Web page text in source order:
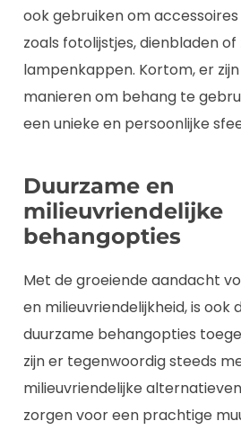
ook gebruiken om
zoals fotolijstjes, dienbladen of
lampenkappen. Kortom, er
manieren om behang te
een unieke en persoonlijke
Duurzame en
milieuvriendelijke
behangopties
Met de groeiende aandacht
en milieuvriendelijkheid, is ook
duurzame behangopties
zijn er tegenwoordig steeds
milieuvriendelijke
zorgen voor een prachtige